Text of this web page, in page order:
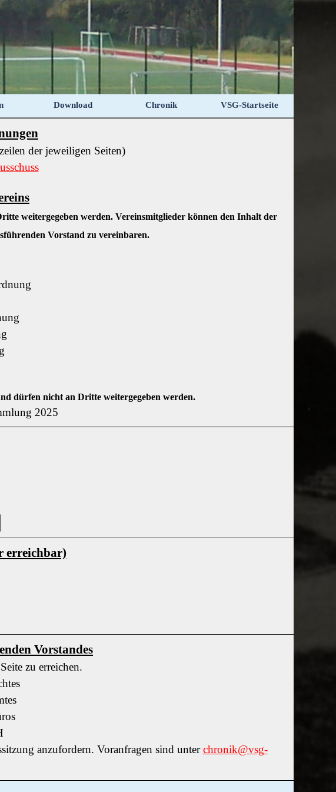
Download Chronik VSG-Startseite
der jeweiligen Seiten)
weitergegeben werden. Vereinsmitglieder können den Inhalt der
Vorstand zu vereinbaren.
dürfen nicht an Dritte weitergegeben werden.
2025
erreichbar)
Vorstandes
zu erreichen.
anzufordern. Voranfragen sind unterchronik@vsg-